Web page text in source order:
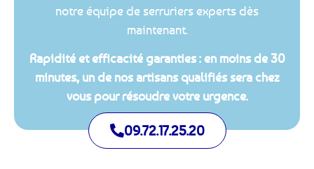
notre équipe de serruriers experts dès
maintenant.
Rapidité et efficacité garanties : en moins de 30
minutes, un de nos artisans qualifiés sera chez
vous pour résoudre votre urgence.
09.72.17.25.20